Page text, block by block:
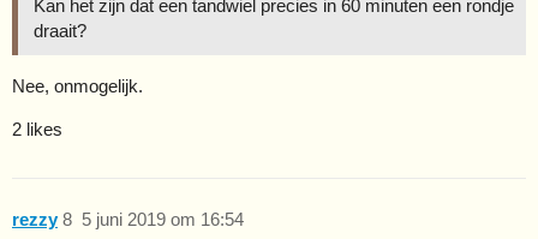
Kan het zijn dat een tandwiel precies in 60 minuten een rondje
draait?
Nee, onmogelijk.
2 likes
rezzy 5 juni 2019 om 16:54
8